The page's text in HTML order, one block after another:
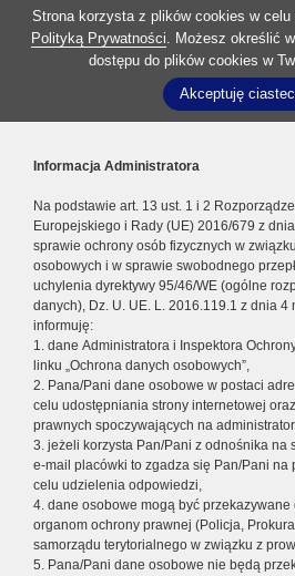
Strona korzysta z plików cookies w celu
Polityką Prywatności. Możesz określić
dostępu do plików cookies w
Akceptuję
Informacja Administratora
Na podstawie art. 13 ust. 1 i 2
Europejskiego i Rady (UE) 2016/679 z
sprawie ochrony osób fizycznych w
osobowych i w sprawie swobodnego
uchylenia dyrektywy 95/46/WE (ogólne
danych), Dz. U. UE. L. 2016.119.1 z dnia 4
informuję:
1. dane Administratora i Inspektora
linku „Ochrona danych osobowych”,
2. Pana/Pani dane osobowe w postaci
celu udostępniania strony internetowej
prawnych spoczywających na
3. jeżeli korzysta Pan/Pani z odnośnika na
e-mail placówki to zgadza się Pan/Pani na
celu udzielenia odpowiedzi,
4. dane osobowe mogą być
organom ochrony prawnej (Policja,
samorządu terytorialnego w związku z
5. Pana/Pani dane osobowe nie będą